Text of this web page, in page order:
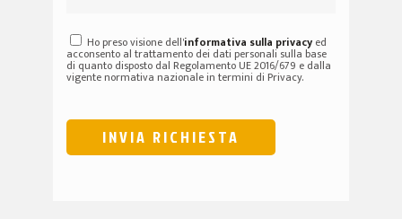
Ho preso visione dell'informativa sulla privacy ed
acconsento al trattamento dei dati personali sulla base
di quanto disposto dal Regolamento UE 2016/679 e dalla
vigente normativa nazionale in termini di Privacy.